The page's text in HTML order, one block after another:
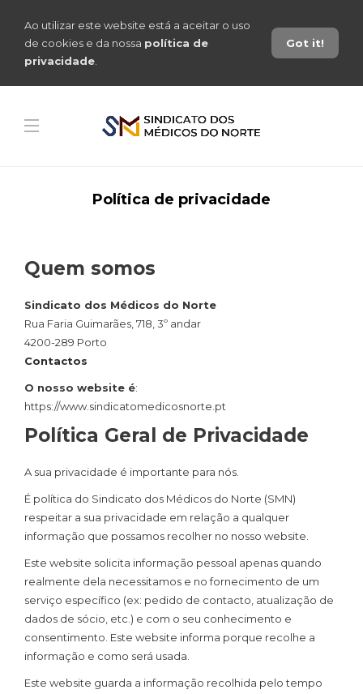
Ao utilizar este website está a aceitar o uso
de cookies e da nossa política de
privacidade
Got it!
Política de privacidade
Quem somos
Sindicato dos Médicos do Norte
Rua Faria Guimarães, 718, 3º andar
4200-289 Porto
Contactos
O nosso website é:
https://www.sindicatomedicosnorte.pt
Política Geral de Privacidade
A sua privacidade é importante para nós.
É política do Sindicato dos Médicos do Norte (SMN)
respeitar a sua privacidade em relação a qualquer
informação que possamos recolher no nosso website.
Este website solicita informação pessoal apenas quando
realmente dela necessitamos e no fornecimento de um
serviço específico (ex: pedido de contacto, atualização de
dados de sócio, etc.) e com o seu conhecimento e
consentimento. Este website informa porque recolhe a
informação e como será usada.
Este website guarda a informação recolhida pelo tempo